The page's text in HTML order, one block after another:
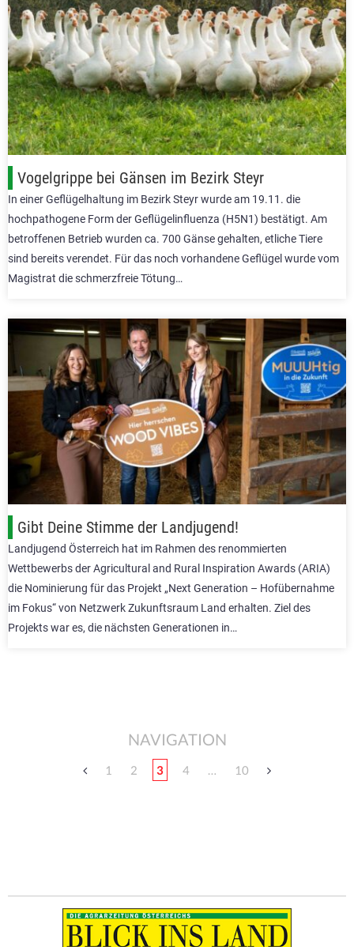
Vogelgrippe bei Gänsen im Bezirk Steyr
In einer Geflügelhaltung im Bezirk Steyr wurde am 19.11. die
hochpathogene Form der Geflügelinfluenza (H5N1) bestätigt. Am
betroffenen Betrieb wurden ca. 700 Gänse gehalten, etliche Tiere
sind bereits verendet. Für das noch vorhandene Geflügel wurde vom
Magistrat die schmerzfreie Tötung…
Gibt Deine Stimme der Landjugend!
Landjugend Österreich hat im Rahmen des renommierten
Wettbewerbs der Agricultural and Rural Inspiration Awards (ARIA)
die Nominierung für das Projekt „Next Generation – Hofübernahme
im Fokus“ von Netzwerk Zukunftsraum Land erhalten. Ziel des
Projekts war es, die nächsten Generationen in…
NAVIGATION
1 2 3 4 … 10